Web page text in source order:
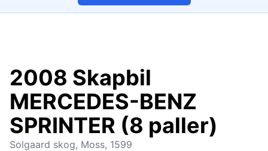
1/23
2008 Skapbil
MERCEDES-BENZ
SPRINTER (8 paller)
Solgaard skog, Moss, 1599